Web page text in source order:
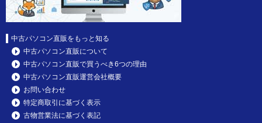
中古パソコン直販をもっと知る
中古パソコン直販について
中古パソコン直販で買うべき6つの理由
中古パソコン直販運営会社概要
お問い合わせ
特定商取引に基づく表示
古物営業法に基づく表記